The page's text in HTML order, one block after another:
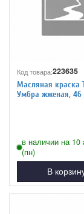
Код товара:223635
Масляная краска
Умбра жженая, 46
в наличии на 10
(пн)
В